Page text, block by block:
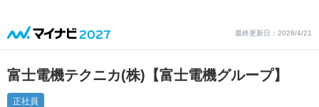
最終更新日：2026/4/21
富士電機テクニカ(株)【富士電機グループ】
正社員